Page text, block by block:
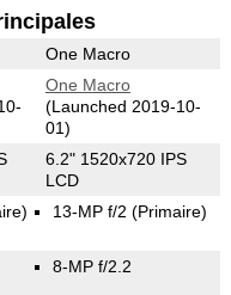
One Macro
One Macro
(Launched 2019-10-
01)
6.2" 1520x720 IPS
LCD
13-MP f/2 (Primaire)
8-MP f/2.2